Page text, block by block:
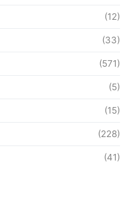
(12)
(33)
(571)
(5)
(15)
(228)
(41)